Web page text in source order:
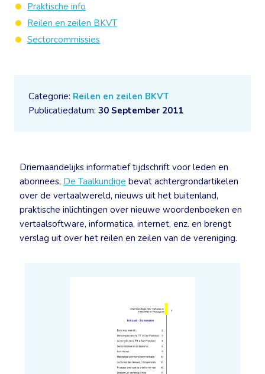
Categorie: Reilen en zeilen BKVT
Publicatiedatum: 30 September 2011
Driemaandelijks informatief tijdschrift voor leden en
abonnees, De Taalkundige bevat achtergrondartikelen
over de vertaalwereld, nieuws uit het buitenland,
praktische inlichtingen over nieuwe woordenboeken en
vertaalsoftware, informatica, internet, enz. en brengt
verslag uit over het reilen en zeilen van de vereniging.
Praktische info
Reilen en zeilen BKVT
Sectorcommissies